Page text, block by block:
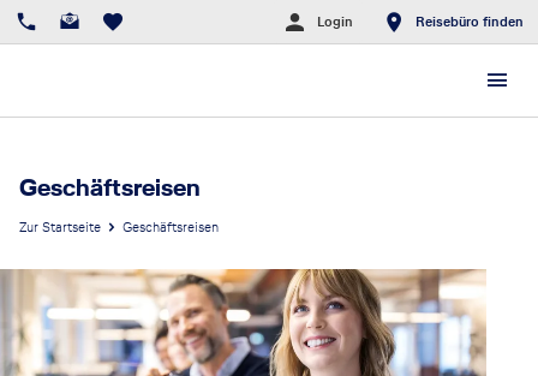
Login Reisebüro finden
Geschäftsreisen
Zur Startseite Geschäftsreisen